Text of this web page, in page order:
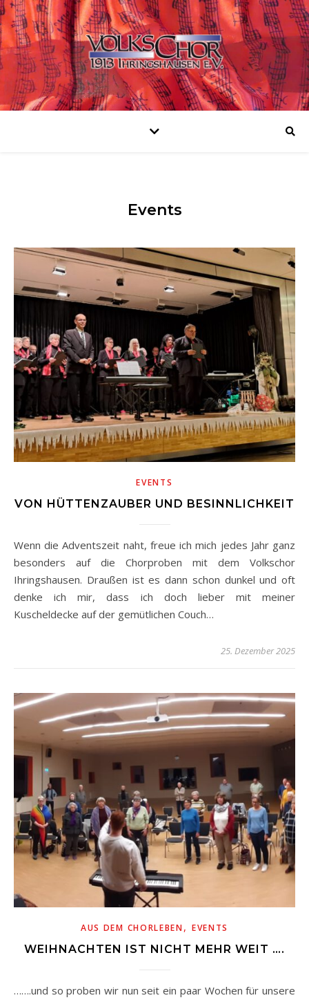
Events
EVENTS
VON HÜTTENZAUBER UND BESINNLICHKEIT
Wenn die Adventszeit naht, freue ich mich jedes Jahr ganz
besonders auf die Chorproben mit dem Volkschor
Ihringshausen. Draußen ist es dann schon dunkel und oft
denke ich mir, dass ich doch lieber mit meiner
Kuscheldecke auf der gemütlichen Couch…
25. Dezember 2025
AUS DEM CHORLEBEN, EVENTS
WEIHNACHTEN IST NICHT MEHR WEIT ….
…….und so proben wir nun seit ein paar Wochen für unsere